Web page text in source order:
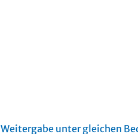
unter gleichen